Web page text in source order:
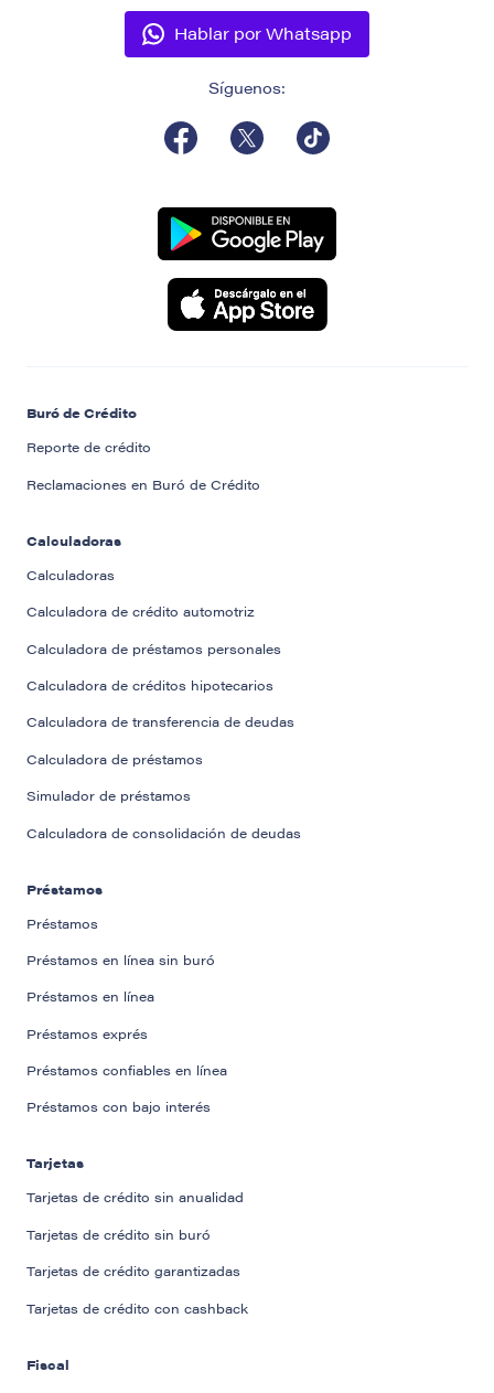
Hablar por Whatsapp
Síguenos:
Buró de Crédito
Reporte de crédito
Reclamaciones en Buró de Crédito
Calculadoras
Calculadoras
Calculadora de crédito automotriz
Calculadora de préstamos personales
Calculadora de créditos hipotecarios
Calculadora de transferencia de deudas
Calculadora de préstamos
Simulador de préstamos
Calculadora de consolidación de deudas
Préstamos
Préstamos
Préstamos en línea sin buró
Préstamos en línea
Préstamos exprés
Préstamos confiables en línea
Préstamos con bajo interés
Tarjetas
Tarjetas de crédito sin anualidad
Tarjetas de crédito sin buró
Tarjetas de crédito garantizadas
Tarjetas de crédito con cashback
Fiscal